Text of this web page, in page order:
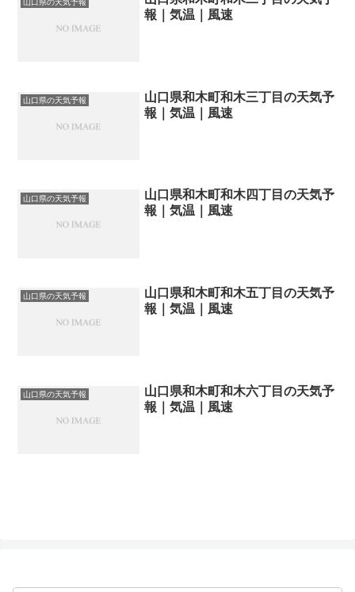
山口県の天気予報
報｜気温｜風速
山口県の天気予報
山口県和木町和木三丁目の天気予
報｜気温｜風速
山口県の天気予報
山口県和木町和木四丁目の天気予
報｜気温｜風速
山口県の天気予報
山口県和木町和木五丁目の天気予
報｜気温｜風速
山口県の天気予報
山口県和木町和木六丁目の天気予
報｜気温｜風速